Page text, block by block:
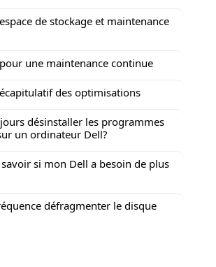
de stockage et maintenance
une maintenance continue
des optimisations
désinstaller les programmes
un ordinateur Dell?
si mon Dell a besoin de plus
défragmenter le disque